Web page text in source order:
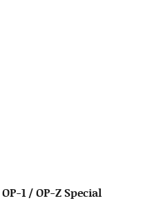
OP-1 / OP-Z Special